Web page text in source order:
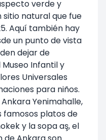
verde y
natural que fue
Aquí también hay
un punto de vista
dejar de
Museo Infantil y
Universales
para niños.
Yenimahalle,
famosos platos de
y la sopa aş, el